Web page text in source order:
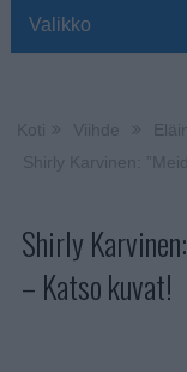
Valikko
Shirly
– Katso kuvat!